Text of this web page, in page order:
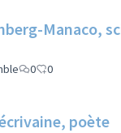
scientifique
0 0
poète